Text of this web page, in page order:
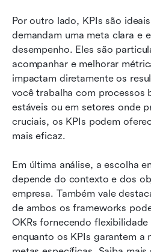
Por outro lado, KPIs são
demandam uma meta clara e
desempenho. Eles são
acompanhar e melhorar
impactam diretamente os
você trabalha com processos
estáveis ou em setores onde
cruciais, os KPIs podem
mais eficaz.
Em última análise, a escolha
depende do contexto e dos
empresa. Também vale
de ambos os frameworks
OKRs fornecendo
enquanto os KPIs garantem a